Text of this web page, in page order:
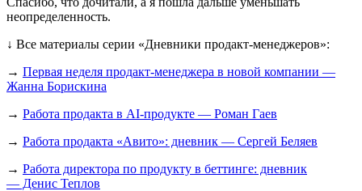
неопределенность.
↓ Все материалы серии «Дневники продакт-менеджеров»:
→ Первая неделя продакт-менеджера в новой компании —
Жанна Борискина
→ Работа продакта в AI-продукте — Роман Гаев
→ Работа продакта «Авито»: дневник — Сергей Беляев
→ Работа директора по продукту в беттинге: дневник
— Денис Теплов